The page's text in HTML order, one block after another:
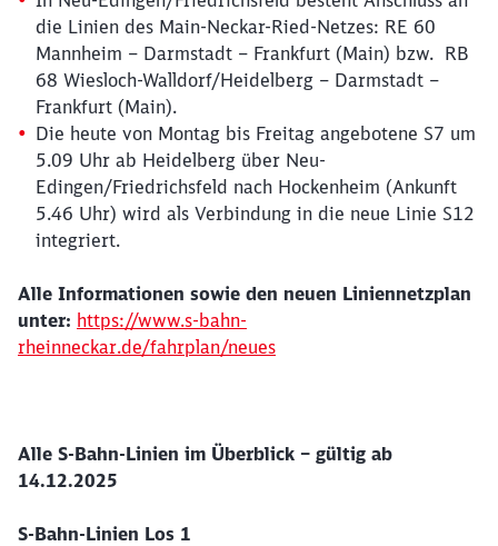
die Linien des Main-Neckar-Ried-Netzes: RE 60
Mannheim – Darmstadt – Frankfurt (Main) bzw. RB
68 Wiesloch-Walldorf/Heidelberg – Darmstadt –
Frankfurt (Main).
Die heute von Montag bis Freitag angebotene S7 um
5.09 Uhr ab Heidelberg über Neu-
Edingen/Friedrichsfeld nach Hockenheim (Ankunft
5.46 Uhr) wird als Verbindung in die neue Linie S12
integriert.
Alle Informationen sowie den neuen Liniennetzplan
unter: https://www.s-bahn-
rheinneckar.de/fahrplan/neues
Alle S-Bahn-Linien im Überblick – gültig ab
14.12.2025
S-Bahn-Linien Los 1
Möchten Sie zuweitergeleitet
Abbrechen Weiter